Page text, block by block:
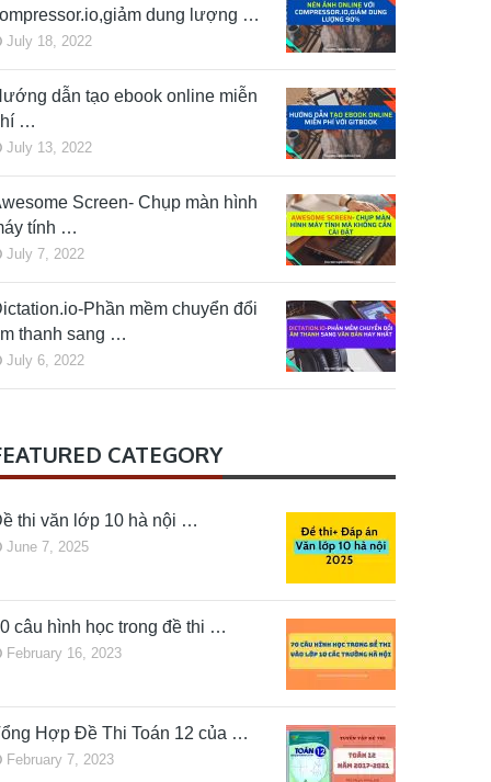
dung lượng …
July 18, 2022
dẫn tạo ebook online miễn
…
July 13, 2022
Screen- Chụp màn hình
tính …
July 7, 2022
Phần mềm chuyển đổi
thanh sang …
July 6, 2022
CATEGORY
thi văn lớp 10 hà nội …
June 7, 2025
câu hình học trong đề thi …
February 16, 2023
Hợp Đề Thi Toán 12 của …
February 7, 2023